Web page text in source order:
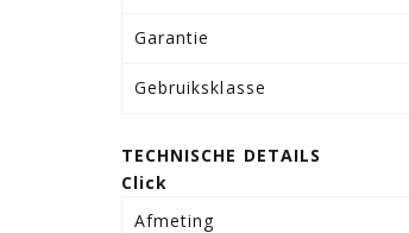
Garantie
Gebruiksklasse
TECHNISCHE DETAILS
Click
Afmeting